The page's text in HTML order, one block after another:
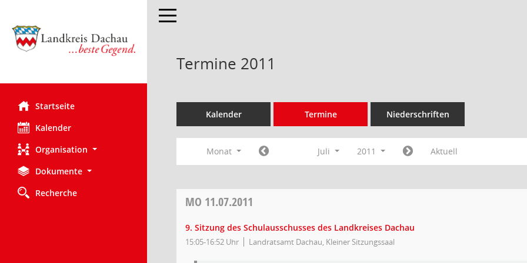
Startseite
Kalender
Organisation
Dokumente
Recherche
Toggle navigation
Termine 2011
Kalender Termine Niederschriften
Monat Juli 2011 Aktuell
MO 11.07.2011
9. Sitzung des Schulausschusses des Landkreises Dachau
15:05-16:52 Uhr Landratsamt Dachau, Kleiner Sitzungssaal